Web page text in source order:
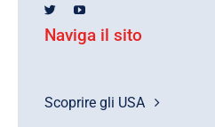
Naviga il sito
Scoprire gli USA